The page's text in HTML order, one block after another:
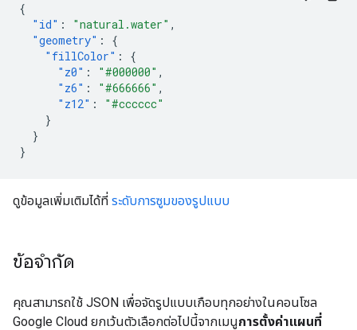
{
"id" : "natural.water" ,
"geometry" :
{
"fillColor" :
{
"z0" : "#000000" ,
"z6" : "#666666" ,
"z12" :
"#cccccc"
}
}
}
ดูข้อมูลเพิ่มเติมได้ที่ ระดับการซูมของรูปแบบ
ข้อจำกัด
คุณสามารถใช้ JSON เพื่อจัดรูปแบบเกือบทุกอย่างในคอนโซล
Google Cloud ยกเว้นตัวเลือกต่อไปนี้จากเมนูการตั้งค่าแผนที่